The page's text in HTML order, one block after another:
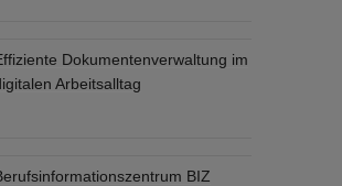
Dokumentenverwaltung im
Arbeitsalltag
BIZ